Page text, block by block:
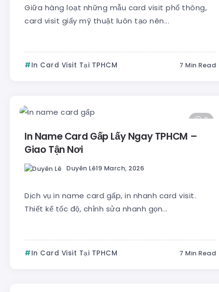
Giữa hàng loạt những mẫu card visit phổ thông,
card visit giấy mỹ thuật luôn tạo nên...
In Card Visit Tại TPHCM 7 Min Read
7
In Name Card Gấp Lấy Ngay TPHCM –
Giao Tận Nơi
Duyên Lê19 March, 2026
Dịch vụ in name card gấp, in nhanh card visit.
Thiết kế tốc độ, chỉnh sửa nhanh gọn...
In Card Visit Tại TPHCM 7 Min Read